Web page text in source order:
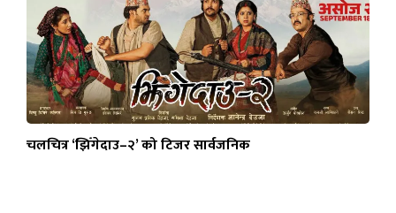
चलचित्र ‘झिँगेदाउ–२’ को टिजर सार्वजनिक